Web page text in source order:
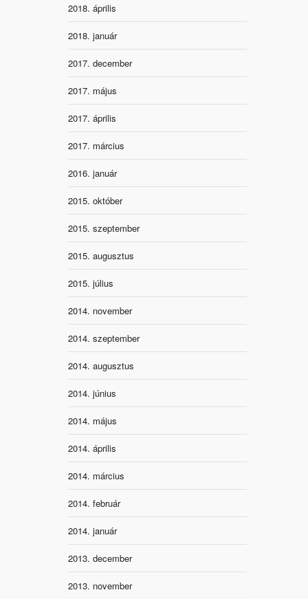
2018. április
2018. január
2017. december
2017. május
2017. április
2017. március
2016. január
2015. október
2015. szeptember
2015. augusztus
2015. július
2014. november
2014. szeptember
2014. augusztus
2014. június
2014. május
2014. április
2014. március
2014. február
2014. január
2013. december
2013. november